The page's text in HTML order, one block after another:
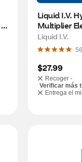
Liquid I.V.
Multiplier
Mix, Sugar-
Pack, 15 CT
Liquid I.V.
$27.99
Recoger -
Verificar más
Entrega el